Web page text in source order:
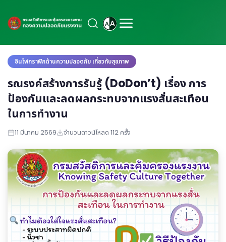
อินโฟกราฟิกด้านความปลอดภัย เกี่ยวกับสุขภาพ
รณรงค์สร้างการรับรู้ (DoDon’t) เรื่อง การ
ป้องกันและลดผลกระทบจากแรงสั่นสะเทือน
ในการทำงาน
11 มีนาคม 2569 จำนวนดาวน์โหลด 112 ครั้ง